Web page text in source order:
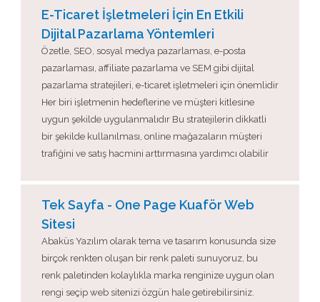
E-Ticaret İşletmeleri İçin En Etkili
Dijital Pazarlama Yöntemleri
Özetle, SEO, sosyal medya pazarlaması, e-posta
pazarlaması, affiliate pazarlama ve SEM gibi dijital
pazarlama stratejileri, e-ticaret işletmeleri için önemlidir
Her biri işletmenin hedeflerine ve müşteri kitlesine
uygun şekilde uygulanmalıdır Bu stratejilerin dikkatli
bir şekilde kullanılması, online mağazaların müşteri
trafiğini ve satış hacmini arttırmasına yardımcı olabilir
Tek Sayfa - One Page Kuaför Web
Sitesi
Abaküs Yazılım olarak tema ve tasarım konusunda size
birçok renkten oluşan bir renk paleti sunuyoruz, bu
renk paletinden kolaylıkla marka renginize uygun olan
rengi seçip web sitenizi özgün hale getirebilirsiniz.